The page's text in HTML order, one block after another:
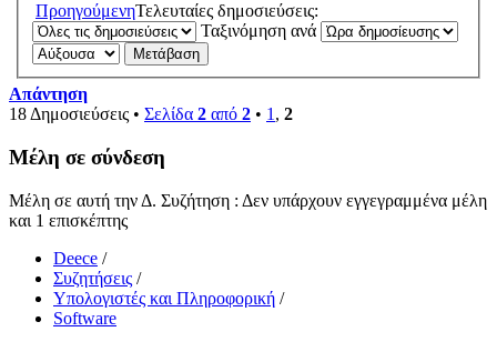
ΠροηγούμενηΤελευταίες δημοσιεύσεις:
Ταξινόμηση ανά
Απάντηση
18 Δημοσιεύσεις • Σελίδα 2 από 2 • 1 , 2
Μέλη σε σύνδεση
Μέλη σε αυτή την Δ. Συζήτηση : Δεν υπάρχουν εγγεγραμμένα μέλη
και 1 επισκέπτης
Deece /
Συζητήσεις /
Υπολογιστές και Πληροφορική /
Software